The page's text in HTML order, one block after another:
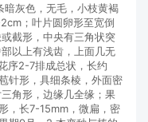
暗灰色，无毛，小枝黄褐
；叶片圆卵形至宽倒
截形，中央有三角状突
以上有浅齿，上面几无
序2-7排成总状，长约
针形，具细条棱，外面密
角形，边缘几全缘；果
，长7-15mm，微扁，密